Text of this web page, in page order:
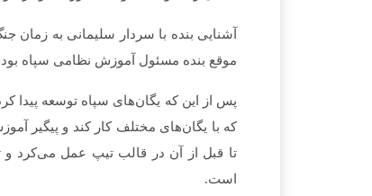
موقع بنده مسئول آموزش نظامی سپاه
پس از این که یگان‌­های سپاه توسعه پیدا
تا قبل از آن در قالب تیپ عمل می‌کرد و
است.